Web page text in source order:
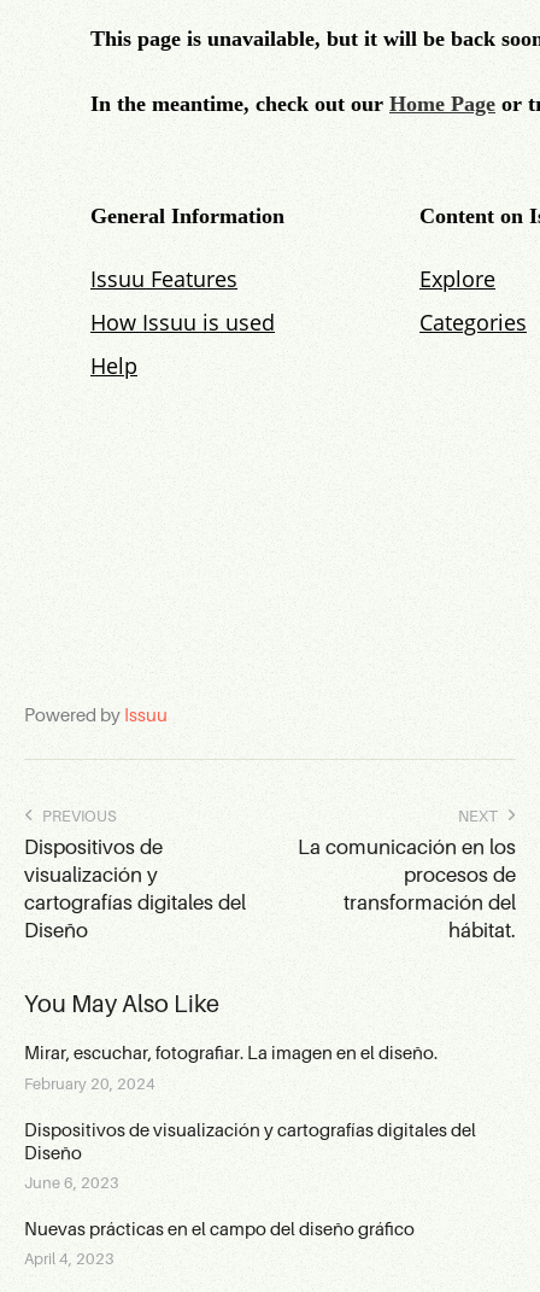
Powered by Issuu
PREVIOUS
Dispositivos de
visualización y
cartografías digitales del
Diseño
NEXT
La comunicación en los
procesos de
transformación del
hábitat.
You May Also Like
Mirar, escuchar, fotografiar. La imagen en el diseño.
February 20, 2024
Dispositivos de visualización y cartografías digitales del
Diseño
June 6, 2023
Nuevas práctic​as en el campo del diseño gráfico
April 4, 2023